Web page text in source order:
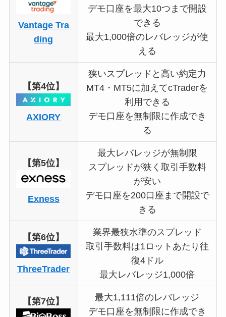
Vantage Tra
ding
デモ口座を最大10つまで開設
できる
最大1,000倍のレバレッジが使
える
【第4位】
AXIORY
狭いスプレッドと高い約定力
MT4・MT5に加えてcTraderを
利用できる
デモ口座を無制限に作成でき
る
【第5位】
Exness
最大レバレッジが無制限
スプレッドが狭く取引手数料
が安い
デモ口座を200口座まで開設で
きる
【第6位】
ThreeTrader
業界最狭水準のスプレッド
取引手数料は1ロットあたり往
復4ドル
最大レバレッジ1,000倍
【第7位】
最大1,111倍のレバレッジ
デモ口座を無制限に作成でき